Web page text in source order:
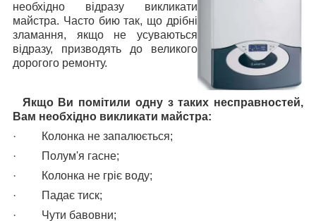
необхідно відразу викликати
майстра. Часто бию так, що дрібні
зламання, якщо не усуваються
відразу, призводять до великого
дорогого ремонту.
Якщо Ви помітили одну з таких несправностей,
Вам необхідно викликати майстра:
·
Колонка не запалюється;
·
Полум'я гасне;
·
Колонка не гріє воду;
·
Падає тиск;
·
Чути бавовни;